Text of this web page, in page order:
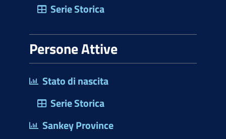
Serie Storica
Persone Attive
Stato di nascita
Serie Storica
Sankey Province